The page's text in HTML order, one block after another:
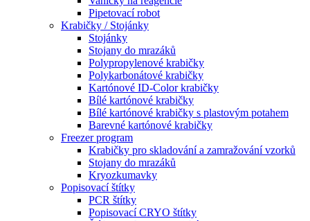
Pipetovací robot
Krabičky / Stojánky
Stojánky
Stojany do mrazáků
Polypropylenové krabičky
Polykarbonátové krabičky
Kartónové ID-Color krabičky
Bílé kartónové krabičky
Bílé kartónové krabičky s plastovým potahem
Barevné kartónové krabičky
Freezer program
Krabičky pro skladování a zamražování vzorků
Stojany do mrazáků
Kryozkumavky
Popisovací štítky
PCR štítky
Popisovací CRYO štítky